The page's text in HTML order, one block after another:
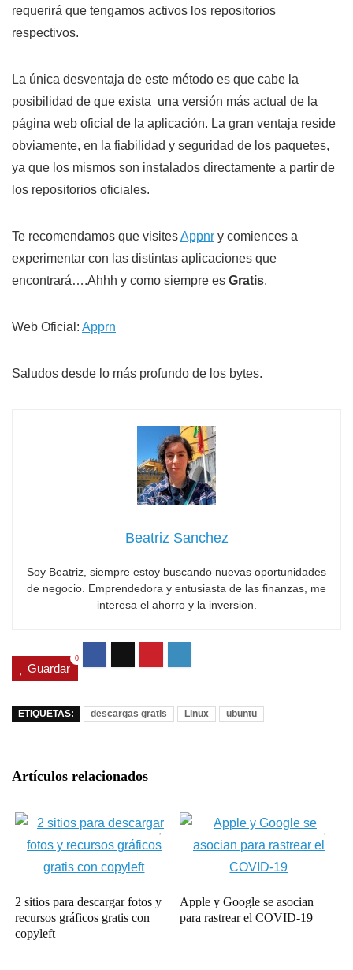
requerirá que tengamos activos los repositorios
respectivos.
La única desventaja de este método es que cabe la
posibilidad de que exista una versión más actual de la
página web oficial de la aplicación. La gran ventaja reside
obviamente, en la fiabilidad y seguridad de los paquetes,
ya que los mismos son instalados directamente a partir de
los repositorios oficiales.
Te recomendamos que visitesAppnr y comiences a
experimentar con las distintas aplicaciones que
encontrará….Ahhh y como siempre es Gratis.
Web Oficial: Apprn
Saludos desde lo más profundo de los bytes.
Beatriz Sanchez
Soy Beatriz, siempre estoy buscando nuevas oportunidades
de negocio. Emprendedora y entusiasta de las finanzas, me
interesa el ahorro y la inversion.
Guardar
0
ETIQUETAS: descargas gratis Linux ubuntu
Artículos relacionados
2 sitios para descargar fotos y
recursos gráficos gratis con
copyleft
Apple y Google se asocian
para rastrear el COVID-19